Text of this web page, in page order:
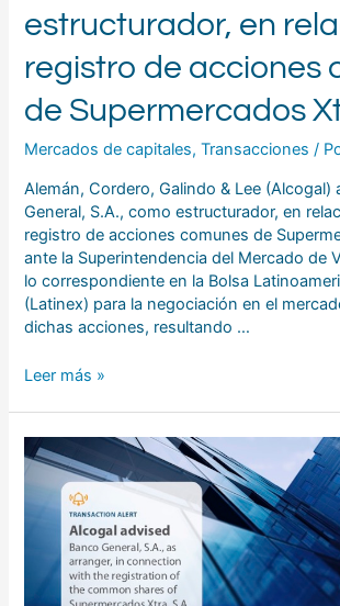
estructurador, en
registro de acciones
de Supermercados
Mercados de capitales,Transacciones /
Alemán, Cordero, Galindo & Lee (Alcogal)
General, S.A., como estructurador, en
registro de acciones comunes de
ante la Superintendencia del Mercado de
lo correspondiente en la Bolsa
(Latinex) para la negociación en el
dichas acciones, resultando …
Xtra,
Leer más »
Alcogal
asesoró
Banco
General,
S.A.,
como